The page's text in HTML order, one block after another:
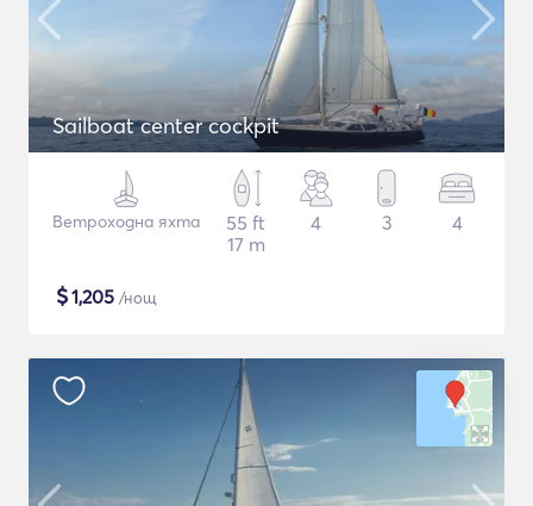
Sailboat center cockpit
Ветроходна яхта
55 ft
17 m
4 3 4
$1,205 /нощ